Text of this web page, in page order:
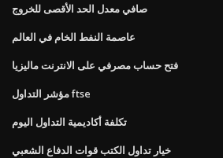
صافي معدل الحد الأقصى للخروج
عاصمة النفط الخام في العالم
فتح حساب مصرفي على الانترنت ماليزيا
مؤشر التداول ftse
تكلفة أكاديمية التداول اليوم
خيار تداول الكتب قوات الدفاع الشعبي